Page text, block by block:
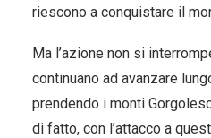
riescono a conquistare il
Ma l’azione non si
continuano ad avanzare
prendendo i monti
di fatto, con l’attacco a